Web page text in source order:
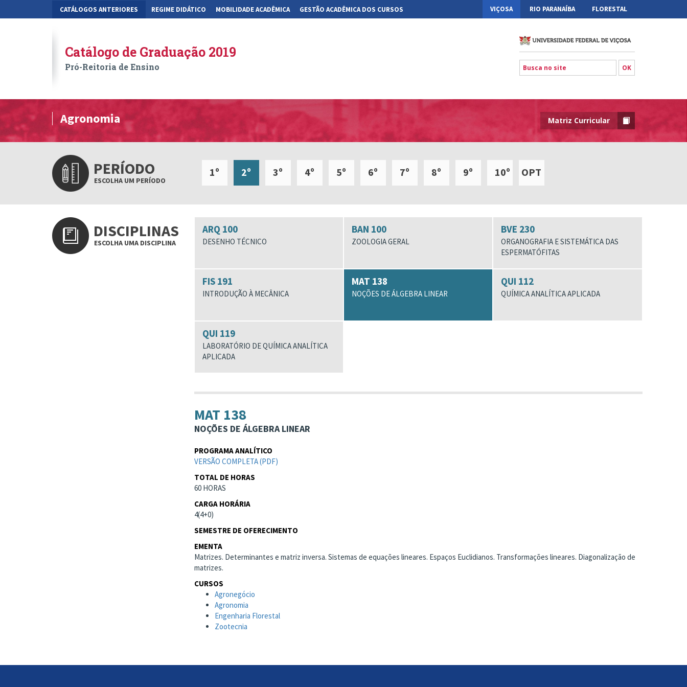
CATÁLOGOS ANTERIORES REGIME DIDÁTICO MOBILIDADE ACADÊMICA GESTÃO ACADÊMICA DOS CURSOS VIÇOSA RIO PARANAÍBA FLORESTAL
Catálogo de Graduação 2019
Pró-Reitoria de Ensino
Agronomia Matriz Curricular
PERÍODO
ESCOLHA UM PERÍODO
1º 2º 3º 4º 5º 6º 7º 8º 9º 10º OPT
DISCIPLINAS
ESCOLHA UMA DISCIPLINA
ARQ 100
DESENHO TÉCNICO
BAN 100
ZOOLOGIA GERAL
BVE 230
ORGANOGRAFIA E SISTEMÁTICA DAS
ESPERMATÓFITAS
FIS 191
INTRODUÇÃO À MECÂNICA
MAT 138
NOÇÕES DE ÁLGEBRA LINEAR
QUI 112
QUÍMICA ANALÍTICA APLICADA
QUI 119
LABORATÓRIO DE QUÍMICA ANALÍTICA
APLICADA
MAT 138
NOÇÕES DE ÁLGEBRA LINEAR
PROGRAMA ANALÍTICO
VERSÃO COMPLETA (PDF)
TOTAL DE HORAS
60 HORAS
CARGA HORÁRIA
4(4+0)
SEMESTRE DE OFERECIMENTO
EMENTA
Matrizes. Determinantes e matriz inversa. Sistemas de equações lineares. Espaços Euclidianos. Transformações lineares. Diagonalização de
matrizes.
CURSOS
Agronegócio
Agronomia
Engenharia Florestal
Zootecnia